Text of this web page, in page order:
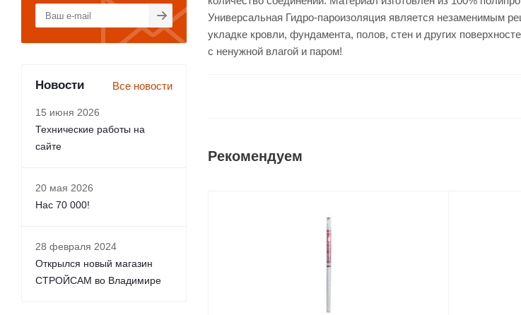
Универсальная Гидро-пароизоляция является незаменимым
укладке кровли, фундамента, полов, стен и других
с ненужной влагой и паром!
Рекомендуем
Новости Все новости
15 июня 2026
Технические работы на
сайте
20 мая 2026
Нас 70 000!
28 февраля 2024
Открылся новый магазин
СТРОЙСАМ во Владимире